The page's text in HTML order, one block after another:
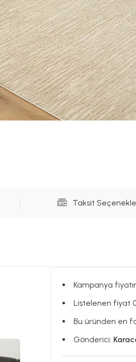
Taksit
Kampanya
Listelenen fiyat
Bu üründen en
Gönderici: